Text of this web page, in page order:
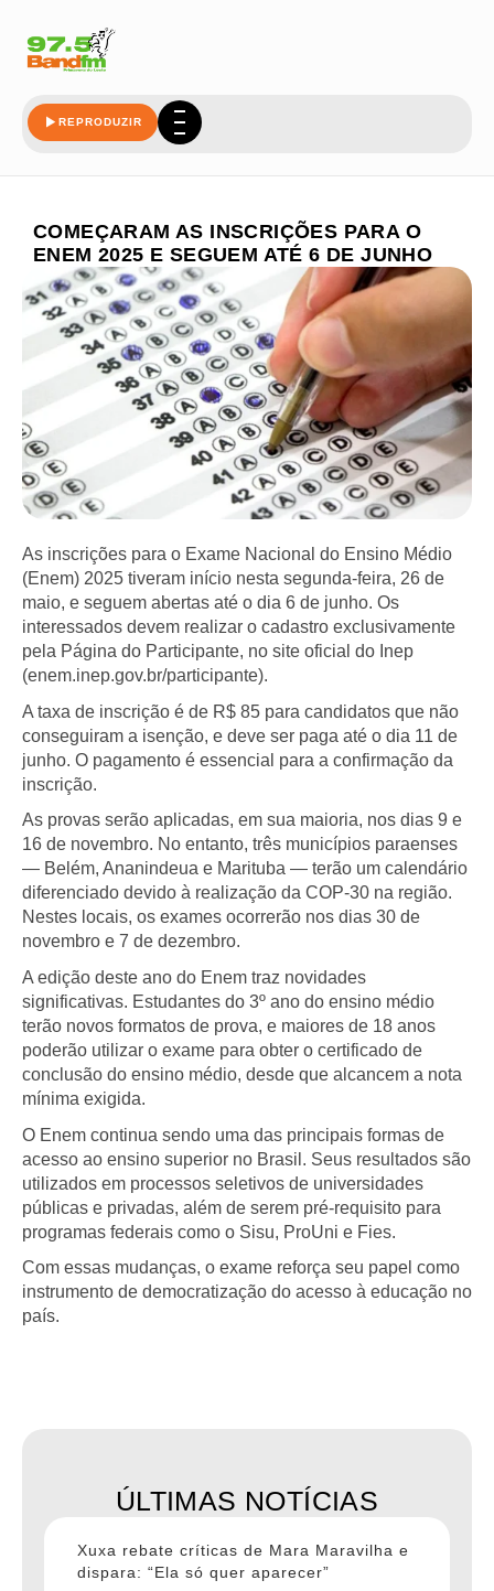
REPRODUZIR
COMEÇARAM AS INSCRIÇÕES PARA O
ENEM 2025 E SEGUEM ATÉ 6 DE JUNHO
As inscrições para o Exame Nacional do Ensino Médio
(Enem) 2025 tiveram início nesta segunda-feira, 26 de
maio, e seguem abertas até o dia 6 de junho. Os
interessados devem realizar o cadastro exclusivamente
pela Página do Participante, no site oficial do Inep
(enem.inep.gov.br/participante).
A taxa de inscrição é de R$ 85 para candidatos que não
conseguiram a isenção, e deve ser paga até o dia 11 de
junho. O pagamento é essencial para a confirmação da
inscrição.
As provas serão aplicadas, em sua maioria, nos dias 9 e
16 de novembro. No entanto, três municípios paraenses
— Belém, Ananindeua e Marituba — terão um calendário
diferenciado devido à realização da COP-30 na região.
Nestes locais, os exames ocorrerão nos dias 30 de
novembro e 7 de dezembro.
A edição deste ano do Enem traz novidades
significativas. Estudantes do 3º ano do ensino médio
terão novos formatos de prova, e maiores de 18 anos
poderão utilizar o exame para obter o certificado de
conclusão do ensino médio, desde que alcancem a nota
mínima exigida.
O Enem continua sendo uma das principais formas de
acesso ao ensino superior no Brasil. Seus resultados são
utilizados em processos seletivos de universidades
públicas e privadas, além de serem pré-requisito para
programas federais como o Sisu, ProUni e Fies.
Com essas mudanças, o exame reforça seu papel como
instrumento de democratização do acesso à educação no
país.
ÚLTIMAS NOTÍCIAS
Xuxa rebate críticas de Mara Maravilha e
dispara: “Ela só quer aparecer”